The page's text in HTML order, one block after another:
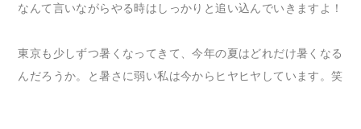
なんて言いながらやる時はしっかりと追い込んでいきますよ！
東京も少しずつ暑くなってきて、今年の夏はどれだけ暑くなる
んだろうか。と暑さに弱い私は今からヒヤヒヤしています。笑